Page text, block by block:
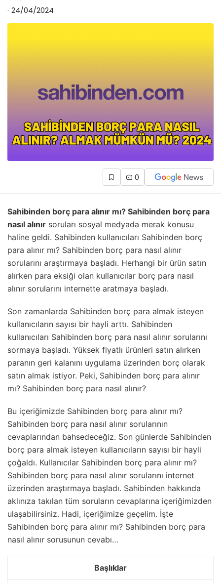
24/04/2024
0
Sahibinden borç para alınır mı? Sahibinden borç para
nasıl alınır soruları sosyal medyada merak konusu
haline geldi. Sahibinden kullanıcıları Sahibinden borç
para alınır mı? Sahibinden borç para nasıl alınır
sorularını araştırmaya başladı. Herhangi bir ürün satın
alırken para eksiği olan kullanıcılar borç para nasıl
alınır sorularını internette aratmaya başladı.
Son zamanlarda Sahibinden borç para almak isteyen
kullanıcıların sayısı bir hayli arttı. Sahibinden
kullanıcıları Sahibinden borç para nasıl alınır sorularını
sormaya başladı. Yüksek fiyatlı ürünleri satın alırken
paranın geri kalanını uygulama üzerinden borç olarak
satın almak istiyor. Peki, Sahibinden borç para alınır
mı? Sahibinden borç para nasıl alınır?
Bu içeriğimizde Sahibinden borç para alınır mı?
Sahibinden borç para nasıl alınır sorularının
cevaplarından bahsedeceğiz. Son günlerde Sahibinden
borç para almak isteyen kullanıcıların sayısı bir hayli
çoğaldı. Kullanıcılar Sahibinden borç para alınır mı?
Sahibinden borç para nasıl alınır sorularını internet
üzerinden araştırmaya başladı. Sahibinden hakkında
aklınıza takılan tüm soruların cevaplarına içeriğimizden
ulaşabilirsiniz. Hadi, içeriğimize geçelim. İşte
Sahibinden borç para alınır mı? Sahibinden borç para
nasıl alınır sorusunun cevabı…
Başlıklar